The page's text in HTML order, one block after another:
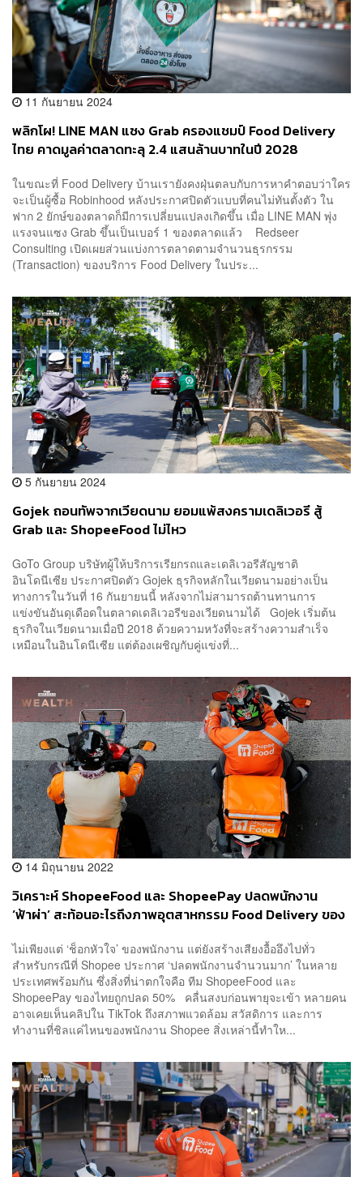
11 กันยายน 2024
พลิกโผ! LINE MAN แซง Grab ครองแชมป์ Food Delivery
ไทย คาดมูลค่าตลาดทะลุ 2.4 แสนล้านบาทในปี 2028
ในขณะที่ Food Delivery บ้านเรายังคงฝุ่นตลบกับการหาคำตอบว่าใคร
จะเป็นผู้ซื้อ Robinhood หลังประกาศปิดตัวแบบที่คนไม่ทันตั้งตัว ใน
ฟาก 2 ยักษ์ของตลาดก็มีการเปลี่ยนแปลงเกิดขึ้น เมื่อ LINE MAN พุ่ง
แรงจนแซง Grab ขึ้นเป็นเบอร์ 1 ของตลาดแล้ว Redseer
Consulting เปิดเผยส่วนแบ่งการตลาดตามจำนวนธุรกรรม
(Transaction) ของบริการ Food Delivery ในประ...
5 กันยายน 2024
Gojek ถอนทัพจากเวียดนาม ยอมแพ้สงครามเดลิเวอรี สู้
Grab และ ShopeeFood ไม่ไหว
GoTo Group บริษัทผู้ให้บริการเรียกรถและเดลิเวอรีสัญชาติ
อินโดนีเซีย ประกาศปิดตัว Gojek ธุรกิจหลักในเวียดนามอย่างเป็น
ทางการในวันที่ 16 กันยายนนี้ หลังจากไม่สามารถต้านทานการ
แข่งขันอันดุเดือดในตลาดเดลิเวอรีของเวียดนามได้ Gojek เริ่มต้น
ธุรกิจในเวียดนามเมื่อปี 2018 ด้วยความหวังที่จะสร้างความสำเร็จ
เหมือนในอินโดนีเซีย แต่ต้องเผชิญกับคู่แข่งที่...
14 มิถุนายน 2022
วิเคราะห์ ShopeeFood และ ShopeePay ปลดพนักงาน
‘ฟ้าผ่า’ สะท้อนอะไรถึงภาพอุตสาหกรรม Food Delivery ของ
ไม่เพียงแต่ ‘ช็อกหัวใจ’ ของพนักงาน แต่ยังสร้างเสียงอื้ออึงไปทั่ว
สำหรับกรณีที่ Shopee ประกาศ ‘ปลดพนักงานจำนวนมาก’ ในหลาย
ประเทศพร้อมกัน ซึ่งสิ่งที่น่าตกใจคือ ทีม ShopeeFood และ
ShopeePay ของไทยถูกปลด 50% คลื่นสงบก่อนพายุจะเข้า หลายคน
อาจเคยเห็นคลิปใน TikTok ถึงสภาพแวดล้อม สวัสดิการ และการ
ทำงานที่ชิลแค่ไหนของพนักงาน Shopee สิ่งเหล่านี้ทำให...